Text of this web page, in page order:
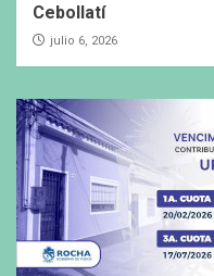
Cebollatí
julio 6, 2026